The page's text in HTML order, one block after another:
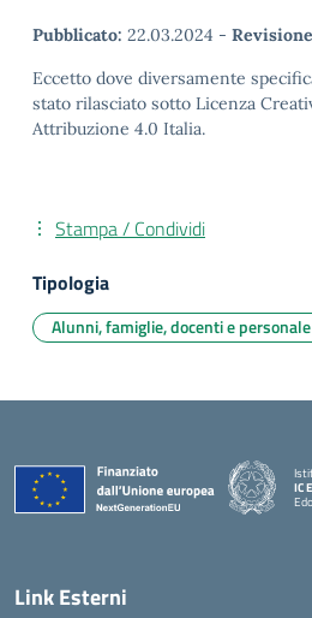
Pubblicato: 22.03.2024 -
Eccetto dove diversamente
stato rilasciato sotto Licenza
Attribuzione 4.0 Italia.
Stampa / Condividi
Tipologia
Alunni, famiglie, docenti e personale
IC
Link Esterni